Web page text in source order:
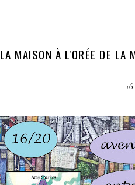
LA MAISON À L'ORÉE DE LA
16